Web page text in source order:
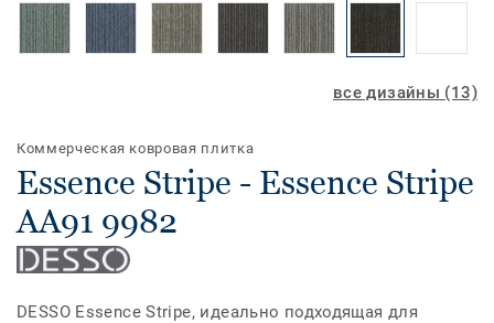
все дизайны (13)
Коммерческая ковровая плитка
Essence Stripe - Essence Stripe
AA91 9982
DESSO Essence Stripe, идеально подходящая для